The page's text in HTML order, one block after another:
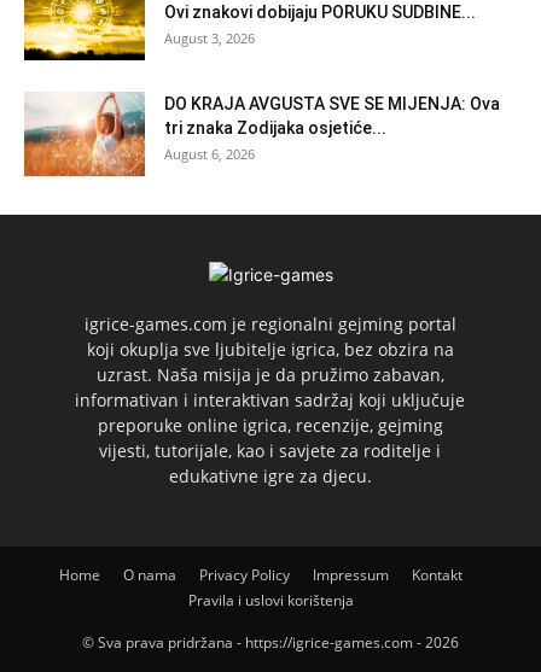
Ovi znakovi dobijaju PORUKU SUDBINE...
August 3, 2026
DO KRAJA AVGUSTA SVE SE MIJENJA: Ova
tri znaka Zodijaka osjetiće...
August 6, 2026
igrice-games.com je regionalni gejming portal
koji okuplja sve ljubitelje igrica, bez obzira na
uzrast. Naša misija je da pružimo zabavan,
informativan i interaktivan sadržaj koji uključuje
preporuke online igrica, recenzije, gejming
vijesti, tutorijale, kao i savjete za roditelje i
edukativne igre za djecu.
Home O nama Privacy Policy Impressum
Kontakt
Pravila i uslovi korištenja
© Sva prava pridržana - https://igrice-games.com - 2026